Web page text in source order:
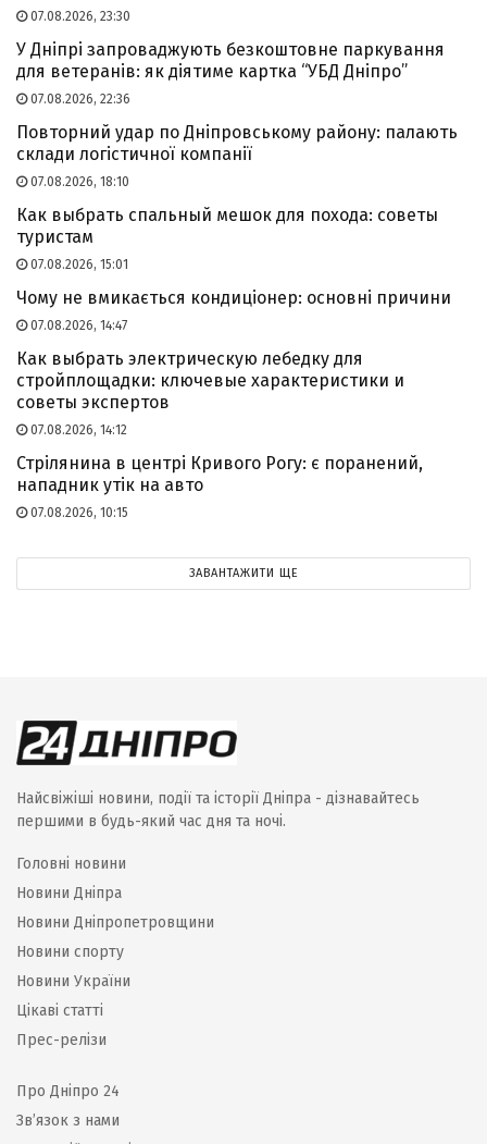
07.08.2026, 23:30
У Дніпрі запроваджують безкоштовне паркування
для ветеранів: як діятиме картка “УБД Дніпро”
07.08.2026, 22:36
Повторний удар по Дніпровському району: палають
склади логістичної компанії
07.08.2026, 18:10
Как выбрать спальный мешок для похода: советы
туристам
07.08.2026, 15:01
Чому не вмикається кондиціонер: основні причини
07.08.2026, 14:47
Как выбрать электрическую лебедку для
стройплощадки: ключевые характеристики и
советы экспертов
07.08.2026, 14:12
Стрілянина в центрі Кривого Рогу: є поранений,
нападник утік на авто
07.08.2026, 10:15
ЗАВАНТАЖИТИ ЩЕ
Найсвіжіші новини, події та історії Дніпра - дізнавайтесь
першими в будь-який час дня та ночі.
Головні новини
Новини Дніпра
Новини Дніпропетровщини
Новини спорту
Новини України
Цікаві статті
Прес-релізи
Про Дніпро 24
Зв’язок з нами